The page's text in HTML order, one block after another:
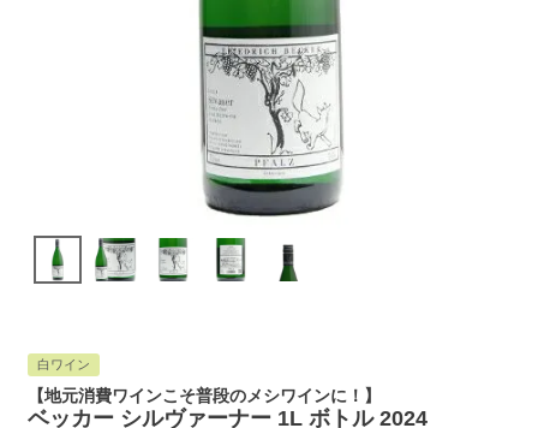
白ワイン
【地元消費ワインこそ普段のメシワインに！】
ベッカー シルヴァーナー 1L ボトル 2024